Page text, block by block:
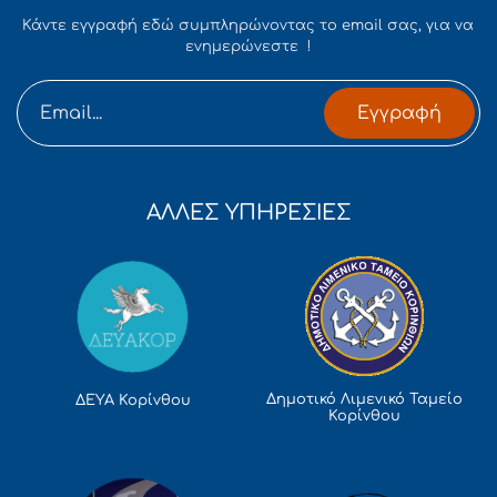
Κάντε εγγραφή εδώ συμπληρώνοντας το email σας, για να
ενημερώνεστε !
Εγγραφή
ΑΛΛΕΣ ΥΠΗΡΕΣΙΕΣ
ΔΕΥΑ Κορίνθου
Δημοτικό Λιμενικό Ταμείο
Κορίνθου